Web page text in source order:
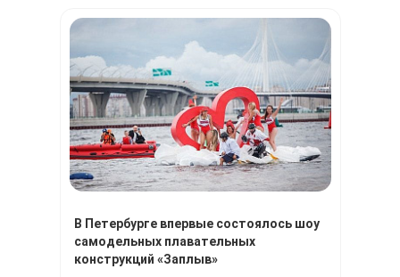
В Петербурге впервые состоялось шоу
самодельных плавательных
конструкций «Заплыв»